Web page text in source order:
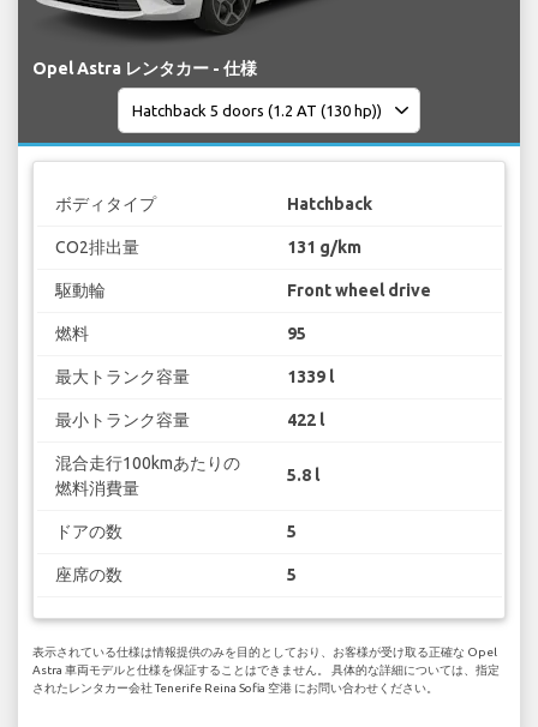
Opel Astra レンタカー - 仕様
ボディタイプ Hatchback
CO2排出量 131 g/km
駆動輪 Front wheel drive
燃料 95
最大トランク容量 1339 l
最小トランク容量 422 l
混合走行100kmあたりの
燃料消費量
5.8 l
ドアの数 5
座席の数 5
表示されている仕様は情報提供のみを目的としており、お客様が受け取る正確な Opel
Astra 車両モデルと仕様を保証することはできません。 具体的な詳細については、指定
されたレンタカー会社 Tenerife Reina Sofia 空港 にお問い合わせください。